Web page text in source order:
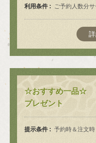
利用条件 ご予約人数分
☆おすすめ一品☆
プレゼント
提示条件 予約時＆注文時